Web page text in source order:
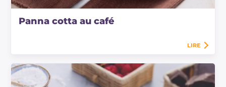
Panna cotta au café
LIRE